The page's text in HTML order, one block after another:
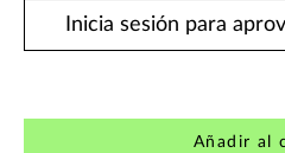
Inicia sesión para
Añadir al